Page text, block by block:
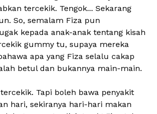
tercekik. Tengok... Sekarang
So, semalam Fiza pun
kepada anak-anak tentang kisah
gummy tu, supaya mereka
apa yang Fiza selalu cakap
betul dan bukannya main-main.
Tapi boleh bawa penyakit
hari, sekiranya hari-hari makan